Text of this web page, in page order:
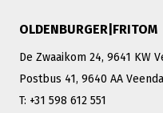
OLDENBURGER|FRITOM
De Zwaaikom 24, 9641 KW
Postbus 41, 9640 AA
T: +31 598 612 551